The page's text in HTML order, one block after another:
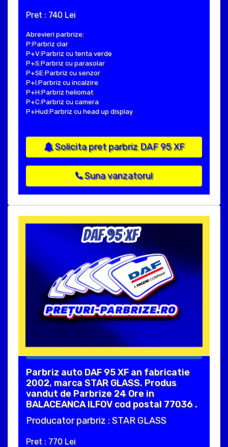
Pret : 740 Lei
Abrevieri parbrize:
P:Parbriz clar
P+V:Parbriz cu tenta verde
P+S:Parbriz cu parasolar
P+SE:Parbriz cu senzor
P+I:Parbriz cu incalzire
P+H:Parbriz heliomat
P+C:Parbriz cu camera
P+Hud:Parbriz cu head up display
Solicita pret parbriz DAF 95 XF
Suna vanzatorul
Parbriz auto DAF 95 XF an fabricatie
2002, marca STAR GLASS. Produs
vandut de Parbrize 24 Ore in
BALACEANCA ILFOV cod postal 77036 .
Producator parbriz : STAR GLASS
Pret : 770 Lei